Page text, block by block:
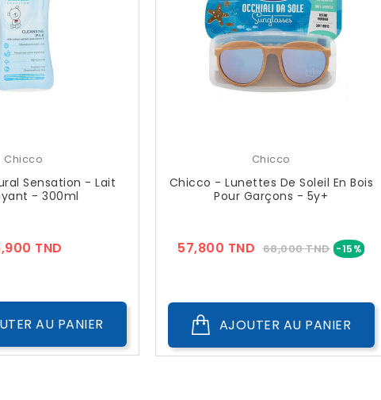
Chicco
Sensation - Lait
- 300ml
TND
AU PANIER
Chicco
Chicco - Lunettes De Soleil En Bois
Pour Garçons - 5y+
57,800 TND Prix
68,000 TND -15%Prix
AJOUTER AU PANIER